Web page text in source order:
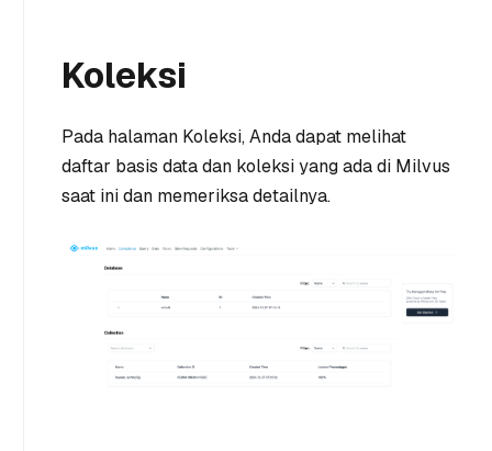
Koleksi
Pada halaman Koleksi, Anda dapat melihat
daftar basis data dan koleksi yang ada di Milvus
saat ini dan memeriksa detailnya.